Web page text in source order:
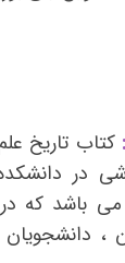
انتشارات قطره
ققنوس
انتشارات مدرسان
ویرایش
کتاب تاریخ
در
باشد که
، دانشجویان